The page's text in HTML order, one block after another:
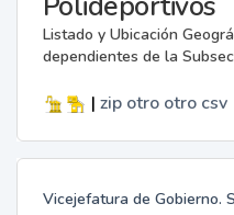
Listado y Ubicación
dependientes de la
| zip otro otro csv
Vicejefatura de Gobierno.